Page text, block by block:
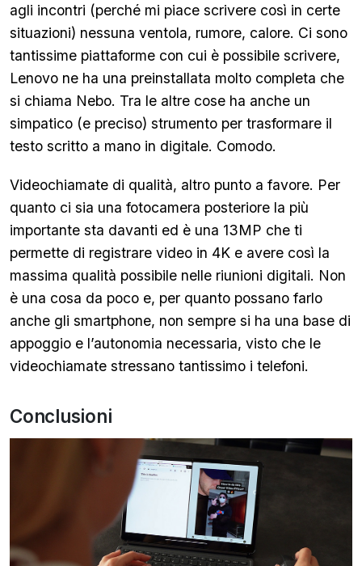
agli incontri (perché mi piace scrivere così in certe
situazioni) nessuna ventola, rumore, calore. Ci sono
tantissime piattaforme con cui è possibile scrivere,
Lenovo ne ha una preinstallata molto completa che
si chiama Nebo. Tra le altre cose ha anche un
simpatico (e preciso) strumento per trasformare il
testo scritto a mano in digitale. Comodo.
Videochiamate di qualità, altro punto a favore. Per
quanto ci sia una fotocamera posteriore la più
importante sta davanti ed è una 13MP che ti
permette di registrare video in 4K e avere così la
massima qualità possibile nelle riunioni digitali. Non
è una cosa da poco e, per quanto possano farlo
anche gli smartphone, non sempre si ha una base di
appoggio e l’autonomia necessaria, visto che le
videochiamate stressano tantissimo i telefoni.
Conclusioni